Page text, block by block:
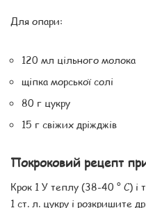
Для опари:
120 мл цільного молока
щіпка морської солі
80 г цукру
15 г свіжих дріжджів
Покроковий рецепт
Крок 1 У теплу (38-40 ° C) і
1 ст. л. цукру і розкришите